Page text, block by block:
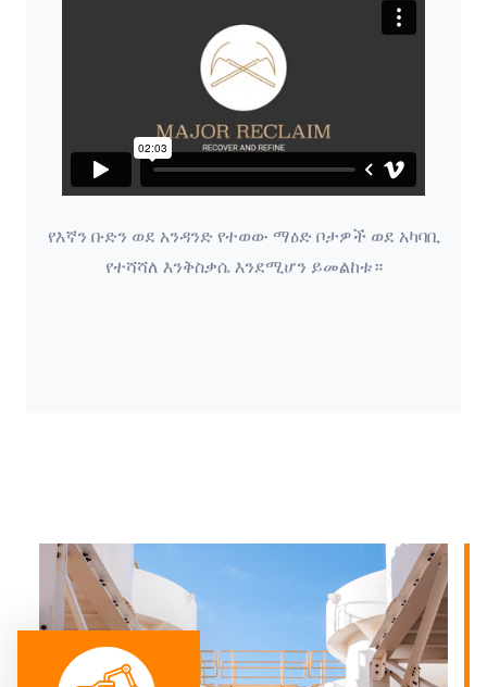
የእኛን ቡድን ወደ አንዳንድ የተወው ማዕድ ቦታዎች ወደ አካባቢ
የተሻሻለ እንቅስቃሴ እንደሚሆን ይመልከቱ።